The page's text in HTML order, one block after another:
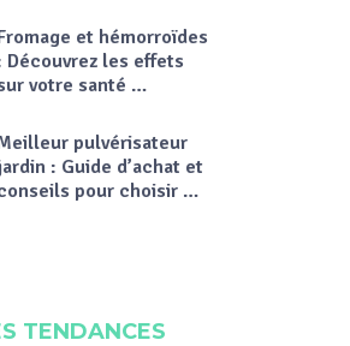
et hémorroïdes
Découvrez les effets
votre santé …
pulvérisateur
: Guide d’achat et
pour choisir …
TENDANCES